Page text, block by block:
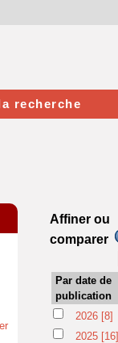
recherche
Affiner ou
comparer
Par date de
publication
2026 [8]
2025 [16]